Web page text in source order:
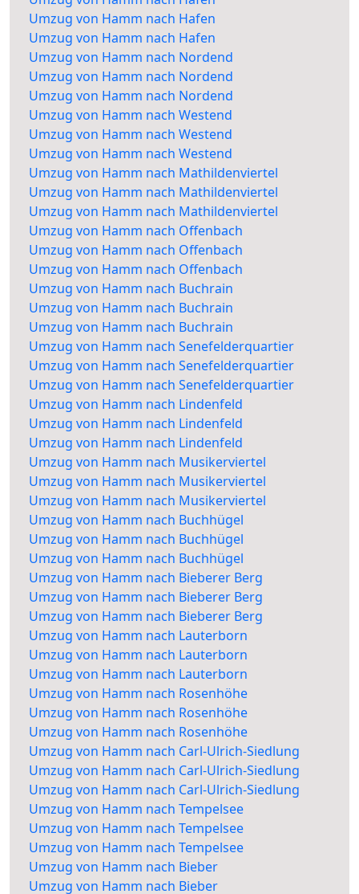
Umzug von Hamm nach Hafen
Umzug von Hamm nach Hafen
Umzug von Hamm nach Nordend
Umzug von Hamm nach Nordend
Umzug von Hamm nach Nordend
Umzug von Hamm nach Westend
Umzug von Hamm nach Westend
Umzug von Hamm nach Westend
Umzug von Hamm nach Mathildenviertel
Umzug von Hamm nach Mathildenviertel
Umzug von Hamm nach Mathildenviertel
Umzug von Hamm nach Offenbach
Umzug von Hamm nach Offenbach
Umzug von Hamm nach Offenbach
Umzug von Hamm nach Buchrain
Umzug von Hamm nach Buchrain
Umzug von Hamm nach Buchrain
Umzug von Hamm nach Senefelderquartier
Umzug von Hamm nach Senefelderquartier
Umzug von Hamm nach Senefelderquartier
Umzug von Hamm nach Lindenfeld
Umzug von Hamm nach Lindenfeld
Umzug von Hamm nach Lindenfeld
Umzug von Hamm nach Musikerviertel
Umzug von Hamm nach Musikerviertel
Umzug von Hamm nach Musikerviertel
Umzug von Hamm nach Buchhügel
Umzug von Hamm nach Buchhügel
Umzug von Hamm nach Buchhügel
Umzug von Hamm nach Bieberer Berg
Umzug von Hamm nach Bieberer Berg
Umzug von Hamm nach Bieberer Berg
Umzug von Hamm nach Lauterborn
Umzug von Hamm nach Lauterborn
Umzug von Hamm nach Lauterborn
Umzug von Hamm nach Rosenhöhe
Umzug von Hamm nach Rosenhöhe
Umzug von Hamm nach Rosenhöhe
Umzug von Hamm nach Carl-Ulrich-Siedlung
Umzug von Hamm nach Carl-Ulrich-Siedlung
Umzug von Hamm nach Carl-Ulrich-Siedlung
Umzug von Hamm nach Tempelsee
Umzug von Hamm nach Tempelsee
Umzug von Hamm nach Tempelsee
Umzug von Hamm nach Bieber
Umzug von Hamm nach Bieber